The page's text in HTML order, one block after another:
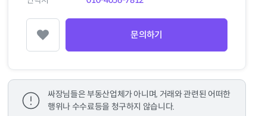
찜하기 문의하기
싸장님들은 부동산업체가 아니며, 거래와 관련된 어떠한
행위나 수수료등을 청구하지 않습니다.